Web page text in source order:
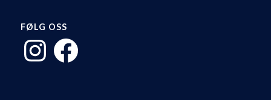
FØLG OSS
InstagramFacebook